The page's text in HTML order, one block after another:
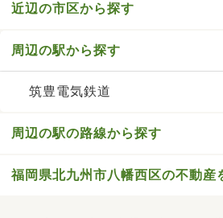
近辺の市区から探す
周辺の駅から探す
筑豊電気鉄道
周辺の駅の路線から探す
福岡県北九州市八幡西区の不動産